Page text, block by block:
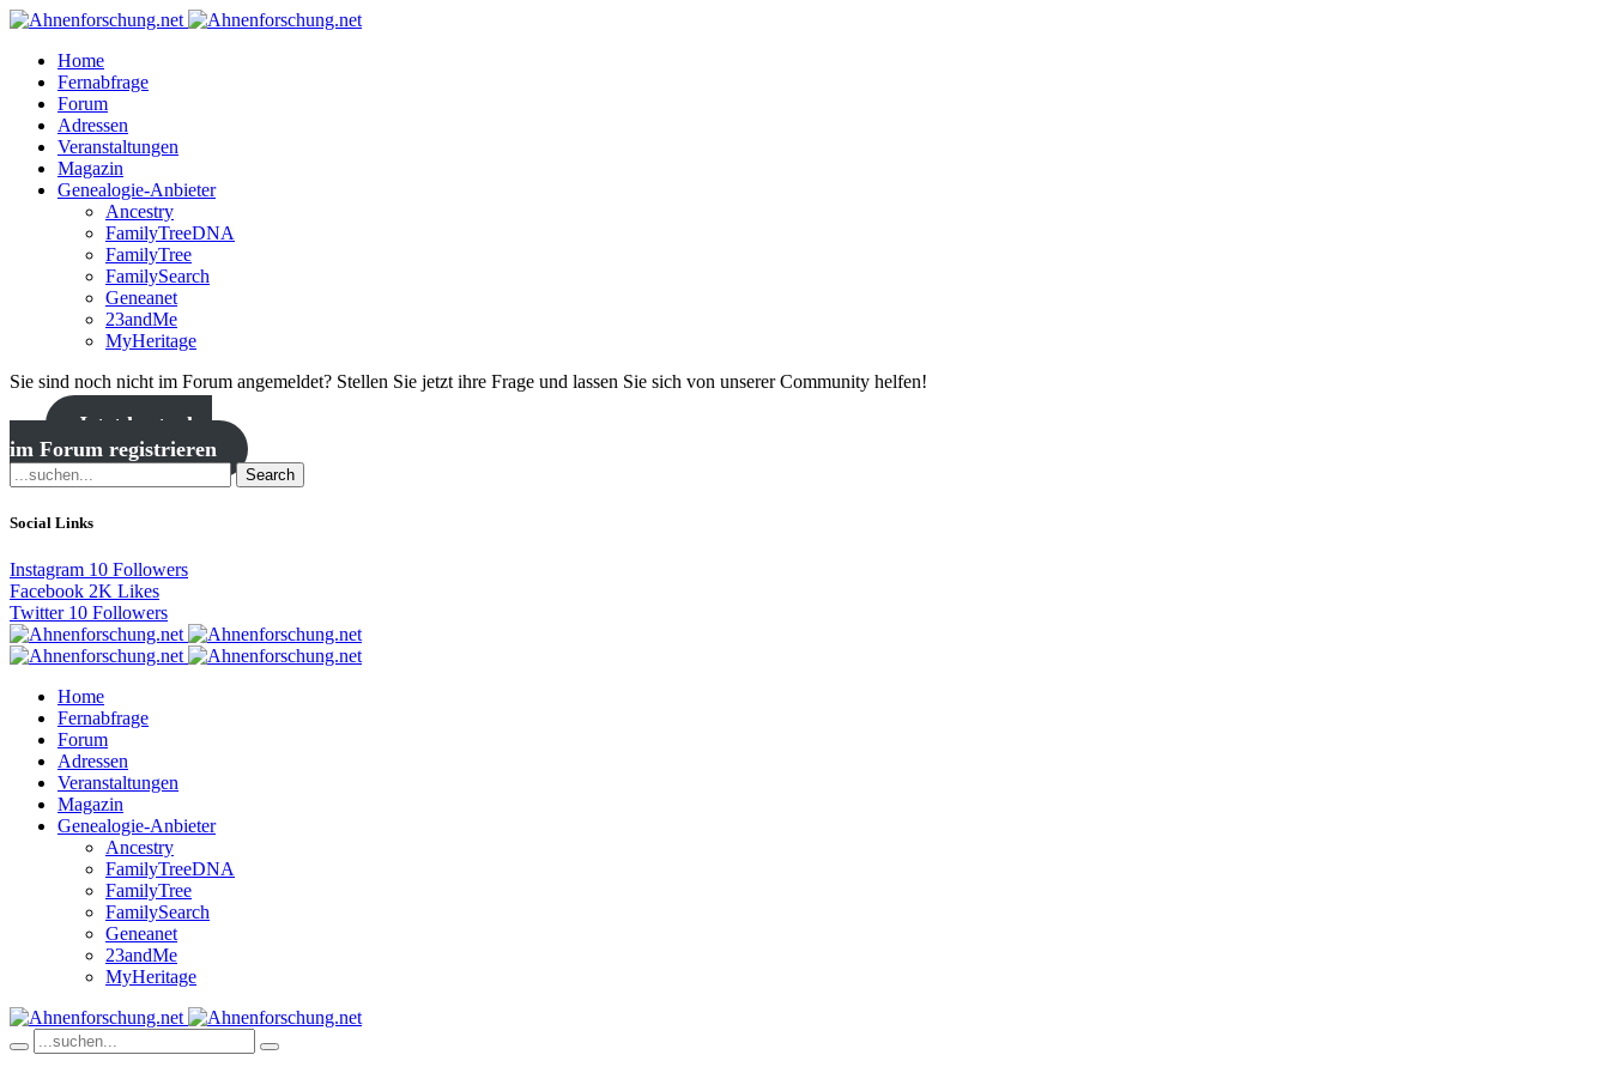
Home
Fernabfrage
Forum
Adressen
Veranstaltungen
Magazin
Genealogie-Anbieter
Ancestry
FamilyTreeDNA
FamilyTree
FamilySearch
Geneanet
23andMe
MyHeritage
Sie sind noch nicht im Forum angemeldet? Stellen Sie jetzt ihre Frage und lassen Sie sich von unserer Community helfen!
Jetzt kostenlos
im Forum registrieren
Search
Social Links
Instagram 10 Followers
Facebook 2K Likes
Twitter 10 Followers
Home
Fernabfrage
Forum
Adressen
Veranstaltungen
Magazin
Genealogie-Anbieter
Ancestry
FamilyTreeDNA
FamilyTree
FamilySearch
Geneanet
23andMe
MyHeritage